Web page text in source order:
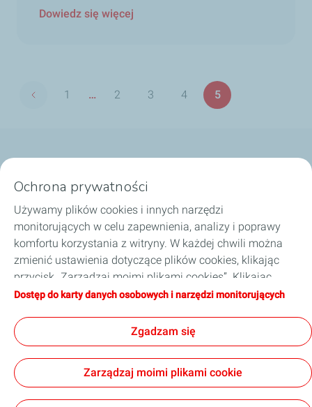
Dowiedz się więcej
Poprzednia strona
Pierwsza
1 …
Strona
2
Strona
3
Strona
4
Strona
5
Dobierz olej
Porady i wskazówki
O TotalEnergies
Zostań naszym partnerem
Informacje prawnePolityka prywatności
Kodeks postępowania TotalEnergies
Ochrona prywatności
Używamy plików cookies i innych narzędzi
monitorujących w celu zapewnienia, analizy i poprawy
komfortu korzystania z witryny. W każdej chwili można
zmienić ustawienia dotyczące plików cookies, klikając
przycisk „Zarządzaj moimi plikami cookies”. Klikając
przycisk „Akceptuję”, wyrażają Państwo zgodę na
kliknięcia przycisku „Odmawiam”, używane będą tylko
techniczne pliki cookies niezbędne do prawidłowego
funkcjonowania strony. Więcej informacji na ten temat
można znaleźć na stronie „Karta danych osobowych i
Dostęp do karty danych osobowych i narzędzi monitorujących
Zgadzam się
Zarządzaj moimi plikami cookie